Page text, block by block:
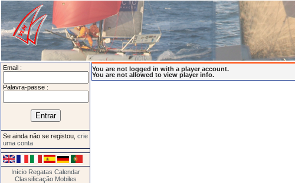
Email :
Palavra-passe :
Se ainda não se registou, crie
uma conta
Início Regatas Calendar
Classificação Mobiles
You are not logged in with a player account.
You are not allowed to view player info.